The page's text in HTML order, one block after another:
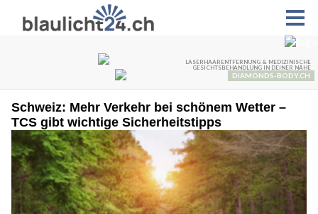
Schweiz: Mehr Verkehr bei schönem Wetter –
TCS gibt wichtige Sicherheitstipps